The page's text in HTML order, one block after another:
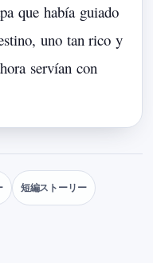
que había guiado
uno tan rico y
servían con
短編ストーリー